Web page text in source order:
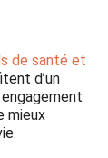
de santé et
d’un
mieux